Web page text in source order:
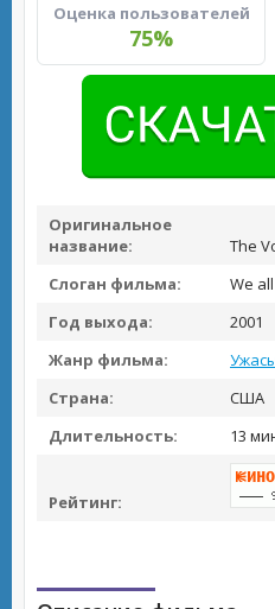
Оценка пользователей
75%
Оригинальное
название:
The
Слоган фильма:
We
Год выхода:
2001
Жанр фильма:
Страна:
США
Длительность:
13
Рейтинг: